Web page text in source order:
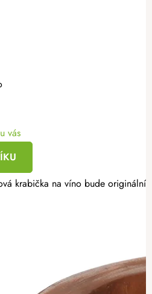
vás
krabička na víno bude